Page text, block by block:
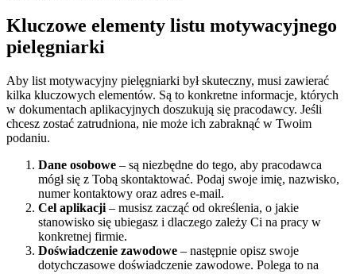
Kluczowe elementy listu motywacyjnego
pielęgniarki
Aby list motywacyjny pielęgniarki był skuteczny, musi zawierać
kilka kluczowych elementów. Są to konkretne informacje, których
w dokumentach aplikacyjnych doszukują się pracodawcy. Jeśli
chcesz zostać zatrudniona, nie może ich zabraknąć w Twoim
podaniu.
Dane osobowe – są niezbędne do tego, aby pracodawca
mógł się z Tobą skontaktować. Podaj swoje imię, nazwisko,
numer kontaktowy oraz adres e-mail.
Cel aplikacji – musisz zacząć od określenia, o jakie
stanowisko się ubiegasz i dlaczego zależy Ci na pracy w
konkretnej firmie.
Doświadczenie zawodowe – następnie opisz swoje
dotychczasowe doświadczenie zawodowe. Polega to na